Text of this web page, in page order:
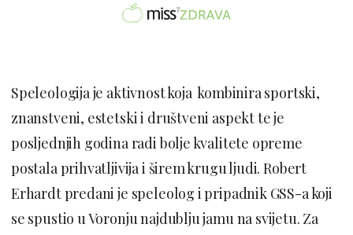
Speleologija je aktivnost koja kombinira sportski,
znanstveni, estetski i društveni aspekt te je
posljednjih godina radi bolje kvalitete opreme
postala prihvatljivija i širem krugu ljudi. Robert
Erhardt predani je speleolog i pripadnik GSS-a koji
se spustio u Voronju najdublju jamu na svijetu. Za